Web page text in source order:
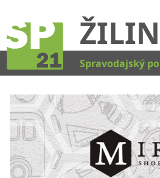
Spravodajský